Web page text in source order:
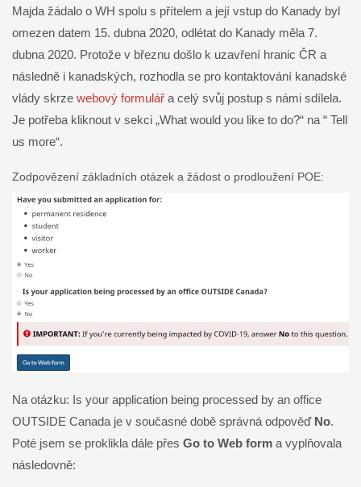
Majda žádalo o WH spolu s přítelem a její vstup do Kanady byl
omezen datem 15. dubna 2020, odlétat do Kanady měla 7.
dubna 2020. Protože v březnu došlo k uzavření hranic ČR a
následně i kanadských, rozhodla se pro kontaktování kanadské
vlády skrze webový formulář a celý svůj postup s námi sdílela.
Je potřeba kliknout v sekci „What would you like to do?“ na “ Tell
us more“.
Zodpovězení základních otázek a žádost o prodloužení POE:
Na otázku: Is your application being processed by an office
OUTSIDE Canada je v současné době správná odpověď No.
Poté jsem se proklikla dále přes Go to Web form a vyplňovala
následovně: